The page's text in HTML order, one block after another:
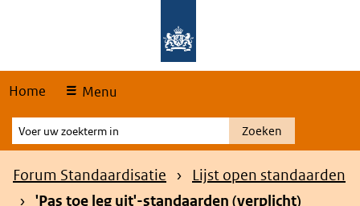
Home Menu
Voer
uw
zoekterm
Zoeken
Kruimelpad
Forum Standaardisatie
Lijst open standaarden
'Pas toe leg uit'-standaarden (verplicht)